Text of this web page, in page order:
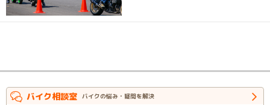
バイク相談室 バイクの悩み・疑問を解決